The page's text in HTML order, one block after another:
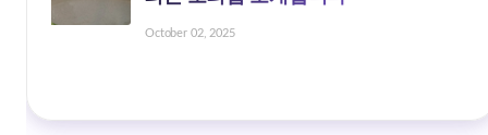
October 02, 2025